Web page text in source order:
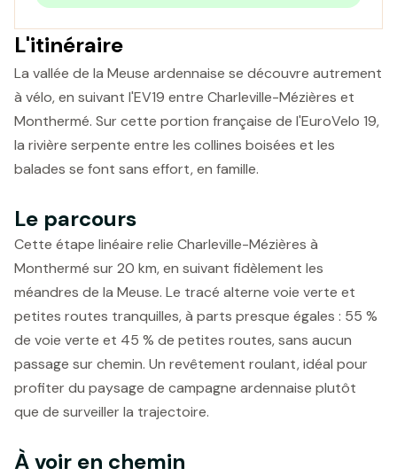
L'itinéraire
La vallée de la Meuse ardennaise se découvre autrement
à vélo, en suivant l'EV19 entre Charleville-Mézières et
Monthermé. Sur cette portion française de l'EuroVelo 19,
la rivière serpente entre les collines boisées et les
balades se font sans effort, en famille.
Le parcours
Cette étape linéaire relie Charleville-Mézières à
Monthermé sur 20 km, en suivant fidèlement les
méandres de la Meuse. Le tracé alterne voie verte et
petites routes tranquilles, à parts presque égales : 55 %
de voie verte et 45 % de petites routes, sans aucun
passage sur chemin. Un revêtement roulant, idéal pour
profiter du paysage de campagne ardennaise plutôt
que de surveiller la trajectoire.
À voir en chemin